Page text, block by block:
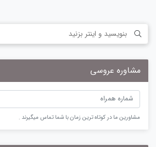
مشاوره عروسی
مشاورین ما در کوتاه ترین زمان با شما تماس میگیرند .